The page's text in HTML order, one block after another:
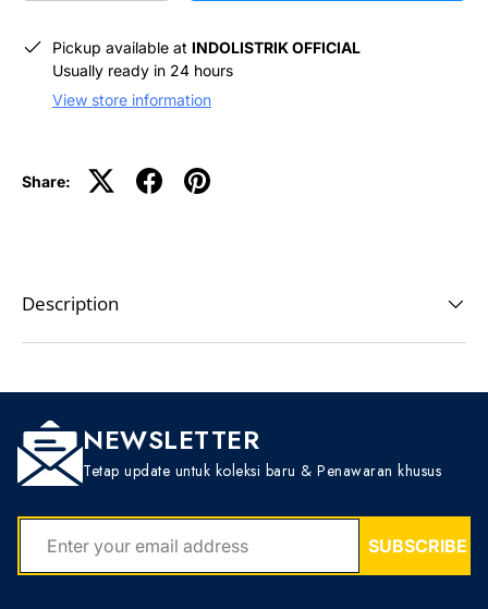
Pickup available at INDOLISTRIK OFFICIAL
Usually ready in 24 hours
View store information
Share:
Description
NEWSLETTER
Tetap update untuk koleksi baru & Penawaran khusus
SUBSCRIBE